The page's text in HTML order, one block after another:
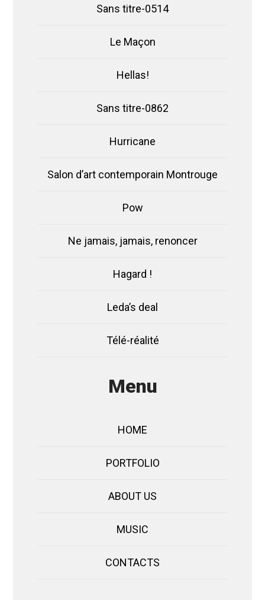
Sans titre-0514
Le Maçon
Hellas!
Sans titre-0862
Hurricane
Salon d’art contemporain Montrouge
Pow
Ne jamais, jamais, renoncer
Hagard !
Leda’s deal
Télé-réalité
Menu
HOME
PORTFOLIO
ABOUT US
MUSIC
CONTACTS